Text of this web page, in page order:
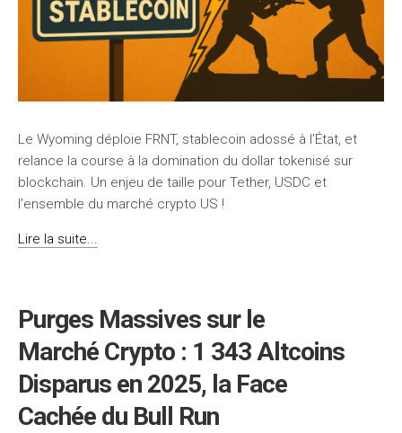
Le Wyoming déploie FRNT, stablecoin adossé à l’État, et
relance la course à la domination du dollar tokenisé sur
blockchain. Un enjeu de taille pour Tether, USDC et
l’ensemble du marché crypto US !
Lire la suite...
Purges Massives sur le
Marché Crypto : 1 343 Altcoins
Disparus en 2025, la Face
Cachée du Bull Run